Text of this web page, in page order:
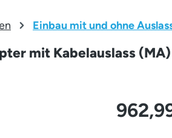
Einbau mit und ohne
mit Kabelauslass